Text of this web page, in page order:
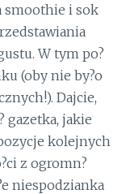
smoothie i sok
W tym po?
(oby nie by?o
Dajcie,
gazetka, jakie
kolejnych
z ogromn?
niespodzianka